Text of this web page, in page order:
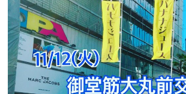
『バ
ナ
ジ
ュ
ー
飲